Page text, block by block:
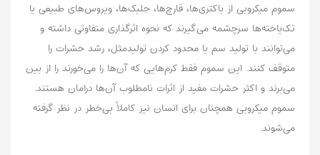
سموم میکروبی از باکتری‌ها، قارچ‌ها، جلبک‌ها، ویروس‌های طبیعی یا
تک‌یاخته‌ها سرچشمه می‌گیرند که نحوه اثرگذاری متفاوتی داشته و
می‌توانند با تولید سم یا محدود کردن تولیدمثل، رشد حشرات را
متوقف کنند. این سموم فقط کرم‌هایی که آن‌ها را می‌خورند را از بین
می‌برند و اکثر حشرات مفید از اثرات نامطلوب آن‌ها در‌امان هستند.
سموم میکروبی همچنان برای انسان نیز کاملاً بی‌خطر در نظر گرفته
می‌شوند.